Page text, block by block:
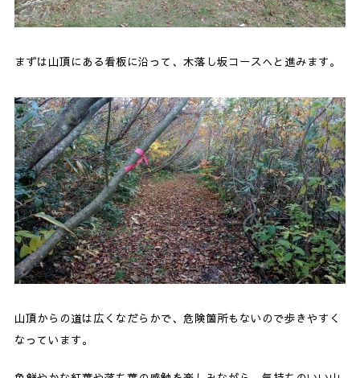
まずは山頂にある看板に沿って、木落し坂コースへと進みます。
山頂からの道は広くなだらかで、危険箇所もないので歩きやすく
なっています。